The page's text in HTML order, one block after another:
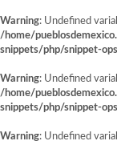
Warning: Undefined
/home/
snippets/php/snippet-
Warning: Undefined
/home/
snippets/php/snippet-
Warning: Undefined